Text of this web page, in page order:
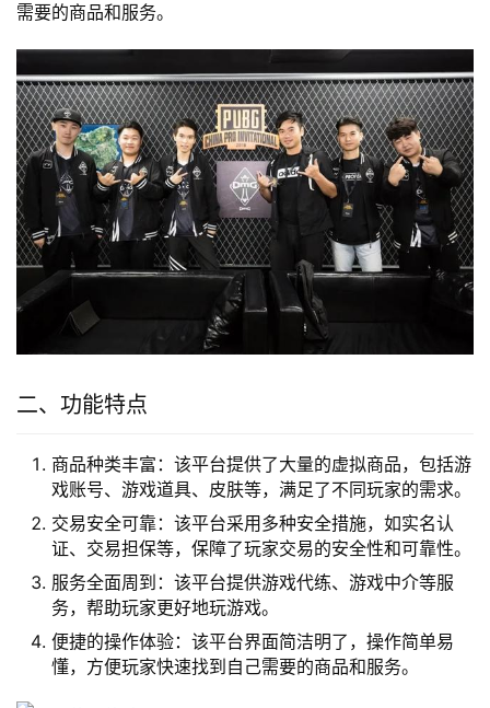
需要的商品和服务。
二、功能特点
商品种类丰富：该平台提供了大量的虚拟商品，包括游
戏账号、游戏道具、皮肤等，满足了不同玩家的需求。
交易安全可靠：该平台采用多种安全措施，如实名认
证、交易担保等，保障了玩家交易的安全性和可靠性。
服务全面周到：该平台提供游戏代练、游戏中介等服
务，帮助玩家更好地玩游戏。
便捷的操作体验：该平台界面简洁明了，操作简单易
懂，方便玩家快速找到自己需要的商品和服务。